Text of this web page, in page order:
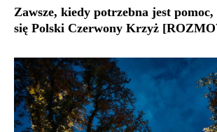
Zawsze, kiedy potrzebna jest
się Polski Czerwony Krzyż